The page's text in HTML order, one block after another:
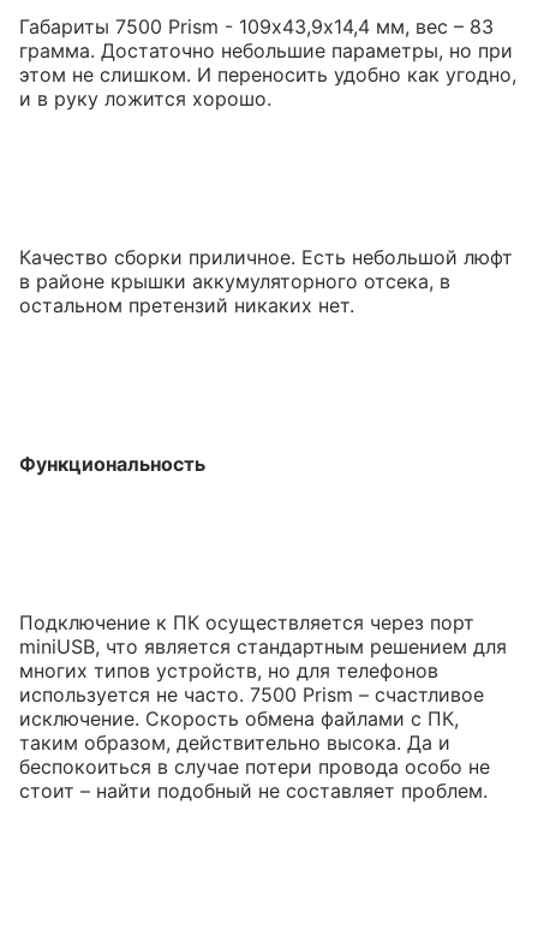
Габариты 7500 Prism - 109х43,9х14,4 мм, вес – 83
грамма. Достаточно небольшие параметры, но при
этом не слишком. И переносить удобно как угодно,
и в руку ложится хорошо.
Качество сборки приличное. Есть небольшой люфт
в районе крышки аккумуляторного отсека, в
остальном претензий никаких нет.
Функциональность
Подключение к ПК осуществляется через порт
miniUSB, что является стандартным решением для
многих типов устройств, но для телефонов
используется не часто. 7500 Prism – счастливое
исключение. Скорость обмена файлами с ПК,
таким образом, действительно высока. Да и
беспокоиться в случае потери провода особо не
стоит – найти подобный не составляет проблем.